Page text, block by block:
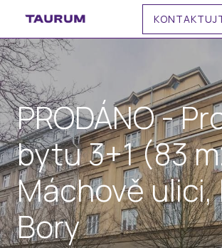
PRODÁNO -
bytu 3+1 (83
Máchově ulici,
Bory